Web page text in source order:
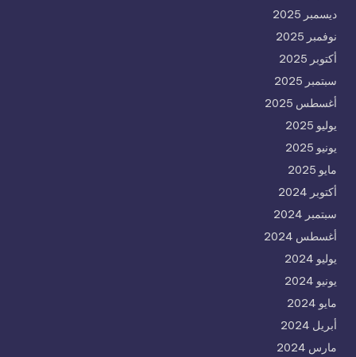
ديسمبر 2025
نوفمبر 2025
أكتوبر 2025
سبتمبر 2025
أغسطس 2025
يوليو 2025
يونيو 2025
مايو 2025
أكتوبر 2024
سبتمبر 2024
أغسطس 2024
يوليو 2024
يونيو 2024
مايو 2024
أبريل 2024
مارس 2024